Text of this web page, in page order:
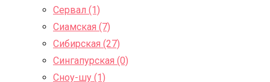
Сервал (1)
Сиамская (7)
Сибирская (27)
Сингапурская (0)
Сноу-шу (1)